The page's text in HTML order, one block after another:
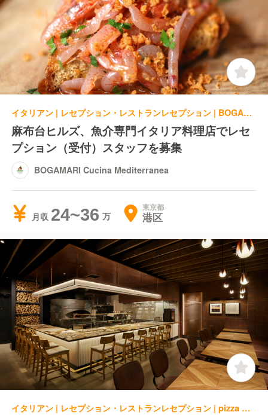
イタリアン | レセプション・レストランレセプション | BOGAMARI Cucina Mediterranea
麻布台ヒルズ、魚介専門イタリア料理店でレセ
プション（受付）スタッフを募集
BOGAMARI Cucina Mediterranea
月収 24~36 東京都
港区
イタリアン | レセプション・レストランレセプション | pizza marumo